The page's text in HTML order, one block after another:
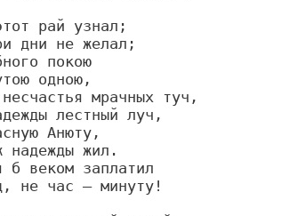
дни не желал;
покою
одною,
мрачных туч,
лестный луч,
Анюту,
надежды жил.
веком заплатил
не час — минуту!